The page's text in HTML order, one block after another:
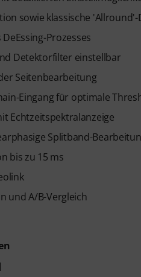
sowie klassische
Prozesses
Detektorfilter einstellbar
Seitenbearbeitung
Eingang für optimale
Echtzeitspektralanzeige
Splitband-
bis zu 15 ms
und A/B-Vergleich